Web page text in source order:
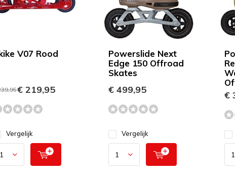
V07 Rood
€ 219,95
Vergelijk
Powerslide Next
Edge 150 Offroad
Skates
€ 499,95
Vergelijk
€